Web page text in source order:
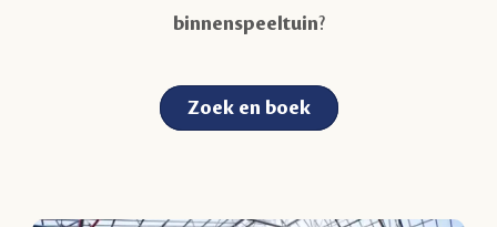
binnenspeeltuin?
Zoek en boek